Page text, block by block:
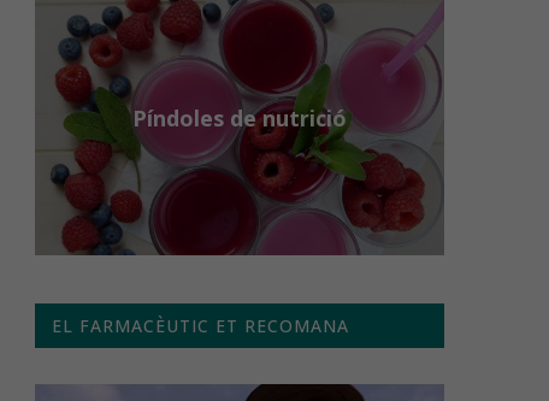
Píndoles de nutrició
EL FARMACÈUTIC ET RECOMANA